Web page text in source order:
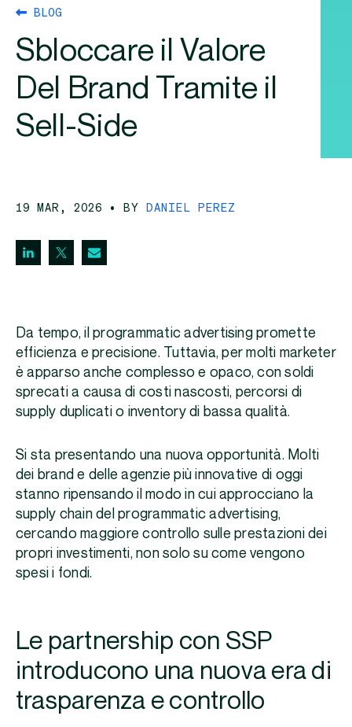
BLOG
Sbloccare il Valore
Del Brand Tramite il
Sell-Side
19 MAR, 2026 • BYDANIEL PEREZ
Da tempo, il programmatic advertising promette
efficienza e precisione. Tuttavia, per molti marketer
è apparso anche complesso e opaco, con soldi
sprecati a causa di costi nascosti, percorsi di
supply duplicati o inventory di bassa qualità.
Si sta presentando una nuova opportunità. Molti
dei brand e delle agenzie più innovative di oggi
stanno ripensando il modo in cui approcciano la
supply chain del programmatic advertising,
cercando maggiore controllo sulle prestazioni dei
propri investimenti, non solo su come vengono
spesi i fondi.
Le partnership con SSP
introducono una nuova era di
trasparenza e controllo